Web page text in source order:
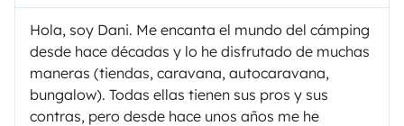
Hola, soy Dani. Me encanta el mundo del cámping
desde hace décadas y lo he disfrutado de muchas
maneras (tiendas, caravana, autocaravana,
bungalow). Todas ellas tienen sus pros y sus
contras, pero desde hace unos años me he